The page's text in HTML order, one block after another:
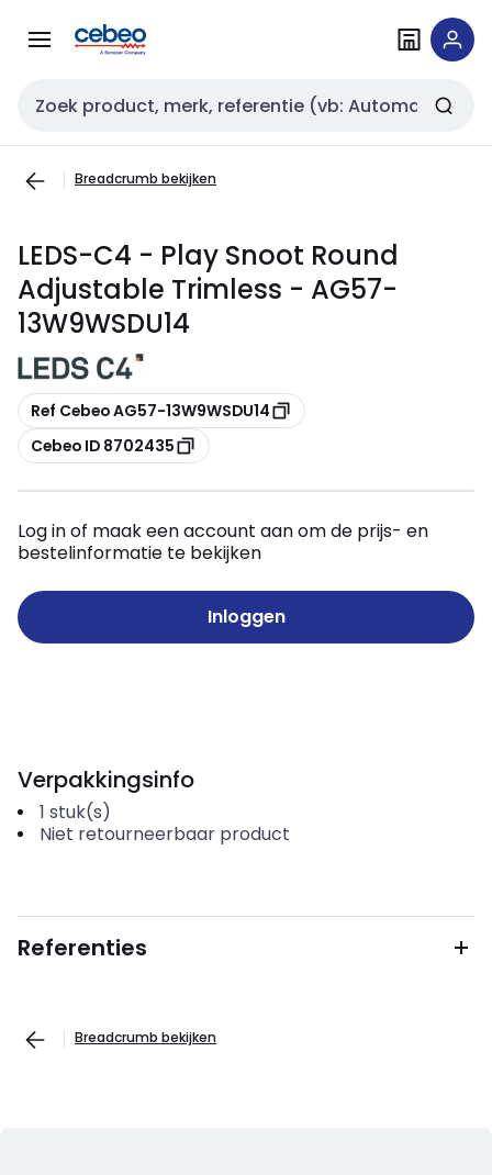
naar
naar
Zoekveld invoer
Breadcrumb bekijken
LEDS-C4 - Play Snoot Round
Adjustable Trimless - AG57-
13W9WSDU14
Kopiëren
Ref Cebeo AG57-13W9WSDU14
Kopiëren
Cebeo ID 8702435
Log in of maak een account aan om de prijs- en
bestelinformatie te bekijken
Inloggen
Verpakkingsinfo
1 stuk(s)
Niet retourneerbaar product
Referenties
Breadcrumb bekijken